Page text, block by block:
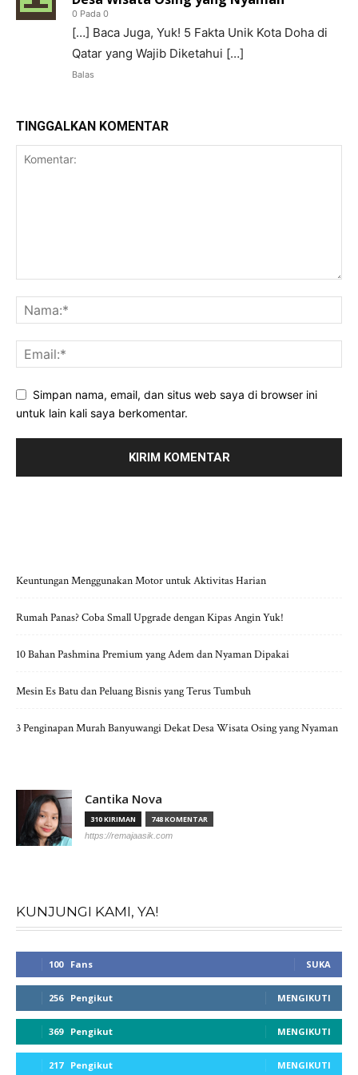
0 Pada 0
[…] Baca Juga, Yuk! 5 Fakta Unik Kota Doha di
Qatar yang Wajib Diketahui […]
Balas
TINGGALKAN KOMENTAR
Simpan nama, email, dan situs web saya di browser ini
untuk lain kali saya berkomentar.
Keuntungan Menggunakan Motor untuk Aktivitas Harian
Rumah Panas? Coba Small Upgrade dengan Kipas Angin Yuk!
10 Bahan Pashmina Premium yang Adem dan Nyaman Dipakai
Mesin Es Batu dan Peluang Bisnis yang Terus Tumbuh
3 Penginapan Murah Banyuwangi Dekat Desa Wisata Osing yang Nyaman
Cantika Nova
310 KIRIMAN 748 KOMENTAR
https://remajaasik.com
KUNJUNGI KAMI, YA!
100 Fans SUKA
256 Pengikut MENGIKUTI
369 Pengikut MENGIKUTI
217 Pengikut MENGIKUTI